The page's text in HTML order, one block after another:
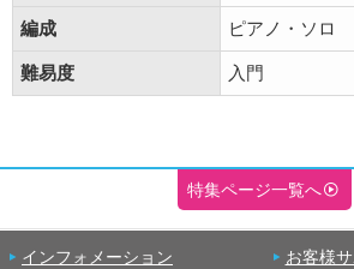
編成 ピアノ・ソロ
難易度 入門
特集ページ一覧へ
インフォメーション お客様